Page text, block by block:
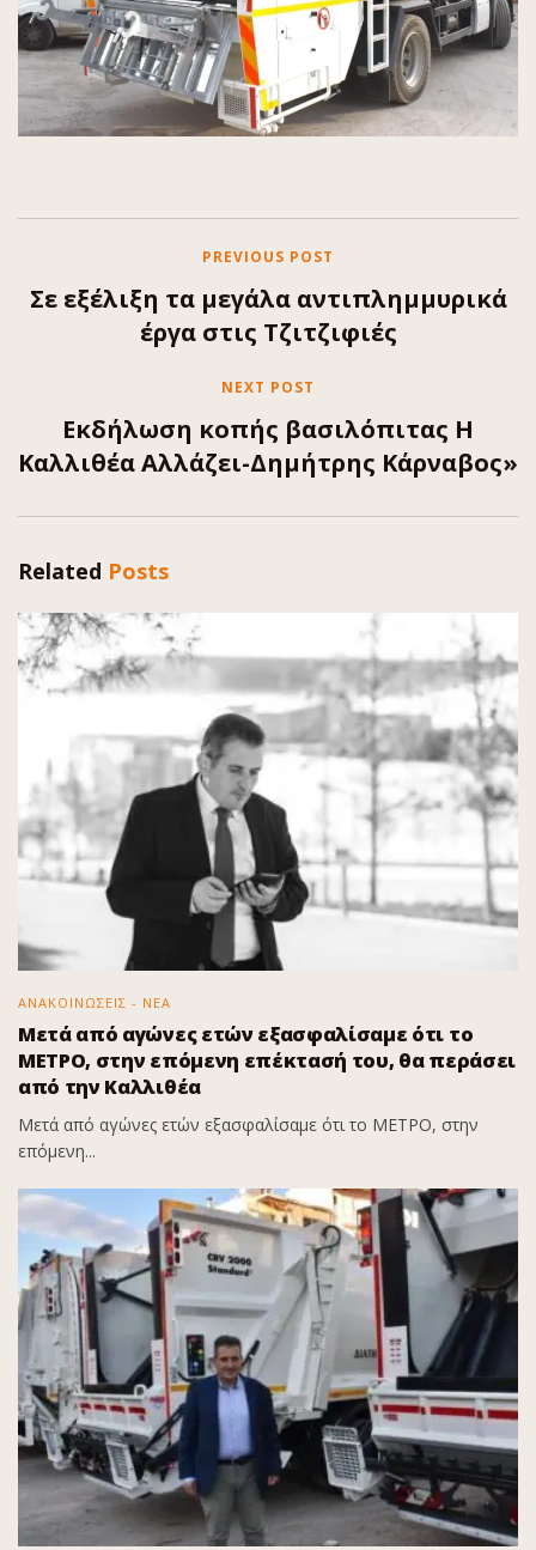
PREVIOUS POST
Σε εξέλιξη τα μεγάλα αντιπλημμυρικά
έργα στις Τζιτζιφιές
NEXT POST
Εκδήλωση κοπής βασιλόπιτας Η
Καλλιθέα Αλλάζει-Δημήτρης Κάρναβος»
Related Posts
ΑΝΑΚΟΙΝΩΣΕΙΣ - ΝΕΑ
Μετά από αγώνες ετών εξασφαλίσαμε ότι το
ΜΕΤΡΟ, στην επόμενη επέκτασή του, θα περάσει
από την Καλλιθέα
Μετά από αγώνες ετών εξασφαλίσαμε ότι το ΜΕΤΡΟ, στην
επόμενη...